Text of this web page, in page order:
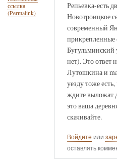
ссылка
(Permalink)
Репьевка-есть
Новотроицкое
современный
прикрепленные
Бугульминский
нет). Это ответ
Лутошкина и
уезду тоже
ждите выложат
это ваша
скачивайте.
Войдите или
оставлять